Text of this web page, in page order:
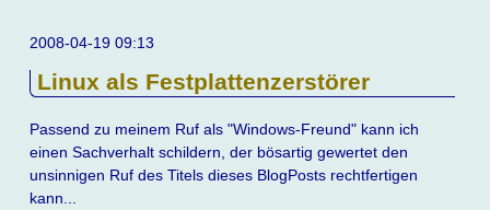
2008-04-19 09:13
Linux als Festplattenzerstörer
Passend zu meinem Ruf als "Windows-Freund" kann ich
einen Sachverhalt schildern, der bösartig gewertet den
unsinnigen Ruf des Titels dieses BlogPosts rechtfertigen
kann...